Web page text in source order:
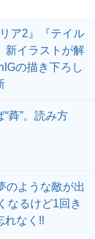
ア2』『テイル
新イラストが解
の描き下ろし
“蕣”。読み方
のような敵が出
なるけど1回き
れなく!!